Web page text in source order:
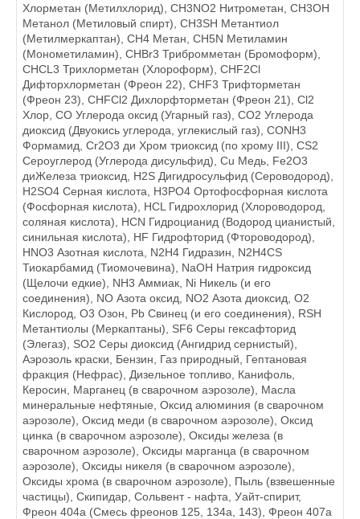
Хлорметан (Метилхлорид), CH3NO2 Нитрометан, CH3OH
Метанол (Метиловый спирт), CH3SH Метантиол
(Метилмеркаптан), CH4 Метан, CH5N Метиламин
(Монометиламин), CHBr3 Трибромметан (Бромоформ),
CHCL3 Трихлорметан (Хлороформ), CHF2Cl
Дифторхлорметан (Фреон 22), CHF3 Трифторметан
(Фреон 23), CHFCl2 Дихлорфторметан (Фреон 21), Cl2
Хлор, CO Углерода оксид (Угарный газ), CO2 Углерода
диоксид (Двуокись углерода, углекислый газ), CONH3
Формамид, Cr2O3 ди Хром триоксид (по хрому III), CS2
Сероуглерод (Углерода дисульфид), Cu Медь, Fe2O3
диЖелеза триоксид, H2S Дигидросульфид (Сероводород),
H2SO4 Серная кислота, H3РO4 Ортофосфорная кислота
(Фосфорная кислота), HCL Гидрохлорид (Хлороводород,
соляная кислота), HCN Гидроцианид (Водород цианистый,
синильная кислота), HF Гидрофторид (Фтороводород),
HNO3 Азотная кислота, N2H4 Гидразин, N2H4CS
Тиокарбамид (Тиомочевина), NaOH Натрия гидроксид
(Щелочи едкие), NH3 Аммиак, Ni Никель (и его
соединения), NO Азота оксид, NO2 Азота диоксид, O2
Кислород, O3 Озон, Pb Свинец (и его соединения), RSH
Метантиолы (Меркаптаны), SF6 Серы гексафторид
(Элегаз), SO2 Серы диоксид (Ангидрид сернистый),
Аэрозоль краски, Бензин, Газ природный, Гептановая
фракция (Нефрас), Дизельное топливо, Канифоль,
Керосин, Марганец (в сварочном аэрозоле), Масла
минеральные нефтяные, Оксид алюминия (в сварочном
аэрозоле), Оксид меди (в сварочном аэрозоле), Оксид
цинка (в сварочном аэрозоле), Оксиды железа (в
сварочном аэрозоле), Оксиды марганца (в сварочном
аэрозоле), Оксиды никеля (в сварочном аэрозоле),
Оксиды хрома (в сварочном аэрозоле), Пыль (взвешенные
частицы), Скипидар, Сольвент - нафта, Уайт-спирит,
Фреон 404а (Смесь фреонов 125, 134а, 143), Фреон 407а